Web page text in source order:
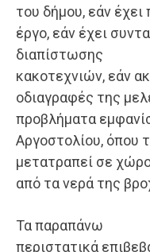
του δήμου, εάν
έργο, εάν έχει
διαπίστωσης
κακοτεχνιών, εάν
οδιαγραφές της
προβλήματα
Αργοστολίου, όπου
μετατραπεί σε
από τα νερά της
Τα παραπάνω
περιστατικά